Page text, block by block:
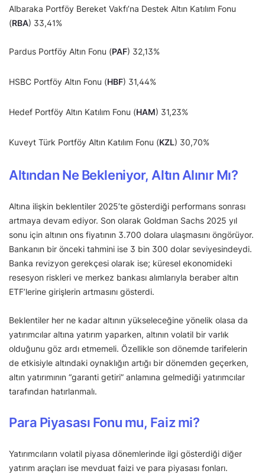
Albaraka Portföy Bereket Vakfı’na Destek Altın Katılım Fonu
(RBA) 33,41%
Pardus Portföy Altın Fonu (PAF) 32,13%
HSBC Portföy Altın Fonu (HBF) 31,44%
Hedef Portföy Altın Katılım Fonu (HAM) 31,23%
Kuveyt Türk Portföy Altın Katılım Fonu (KZL) 30,70%
Altından Ne Bekleniyor, Altın Alınır Mı?
Altına ilişkin beklentiler 2025’te gösterdiği performans sonrası
artmaya devam ediyor. Son olarak Goldman Sachs 2025 yıl
sonu için altının ons fiyatının 3.700 dolara ulaşmasını öngörüyor.
Bankanın bir önceki tahmini ise 3 bin 300 dolar seviyesindeydi.
Banka revizyon gerekçesi olarak ise; küresel ekonomideki
resesyon riskleri ve merkez bankası alımlarıyla beraber altın
ETF’lerine girişlerin artmasını gösterdi.
Beklentiler her ne kadar altının yükseleceğine yönelik olasa da
yatırımcılar altına yatırım yaparken, altının volatil bir varlık
olduğunu göz ardı etmemeli. Özellikle son dönemde tarifelerin
de etkisiyle altındaki oynaklığın artığı bir dönemden geçerken,
altın yatırımının “garanti getiri” anlamına gelmediği yatırımcılar
tarafından hatırlanmalı.
Para Piyasası Fonu mu, Faiz mi?
Yatırımcıların volatil piyasa dönemlerinde ilgi gösterdiği diğer
yatırım araçları ise mevduat faizi ve para piyasası fonları.